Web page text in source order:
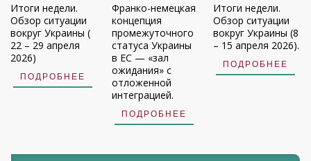
Итоги недели.
Обзор ситуации
вокруг Украины (
22 – 29 апреля
2026)
ПОДРОБНЕЕ
Франко-немецкая
концепция
промежуточного
статуса Украины
в ЕС — «зал
ожидания» с
отложенной
интеграцией.
ПОДРОБНЕЕ
Итоги недели.
Обзор ситуации
вокруг Украины (8
– 15 апреля 2026).
ПОДРОБНЕЕ